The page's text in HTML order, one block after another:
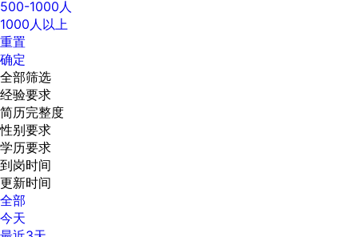
500-1000人
1000人以上
重置
确定
全部筛选
经验要求
简历完整度
性别要求
学历要求
到岗时间
更新时间
全部
今天